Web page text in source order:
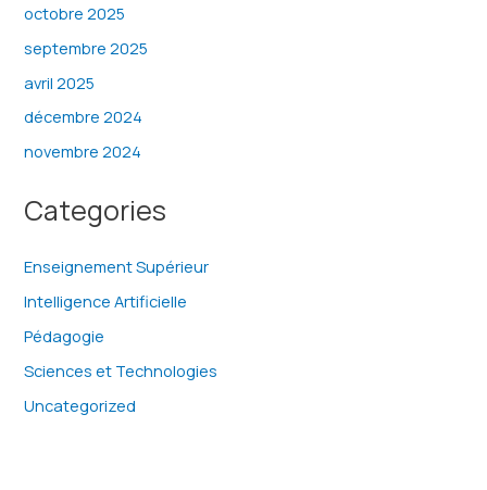
octobre 2025
septembre 2025
avril 2025
décembre 2024
novembre 2024
Categories
Enseignement Supérieur
Intelligence Artificielle
Pédagogie
Sciences et Technologies
Uncategorized